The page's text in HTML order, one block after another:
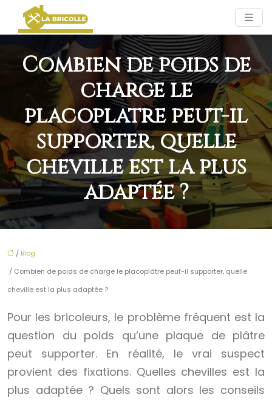
Combien de poids de
charge le
placoplâtre peut-il
supporter, quelle
cheville est la plus
adaptée ?
/ Blog
/ Combien de poids de charge le placoplâtre peut-il supporter, quelle
cheville est la plus adaptée ?
Pour les bricoleurs, le problème fréquent est la
question du poids qu’une plaque de plâtre
peut supporter. En réalité, le vrai suspect
provient des fixations. Quelles chevilles est la
plus adaptée ? Quels sont alors les conseils